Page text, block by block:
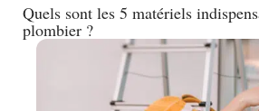
Quels sont les 5 matériels
plombier ?